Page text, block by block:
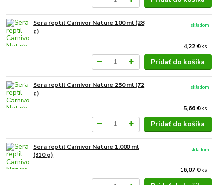
Sera reptil Carnivor Nature 100 ml (28
g)
4,22 €/ks
skladom
Pridať do košíka
Sera reptil Carnivor Nature 250 ml (72
g)
5,66 €/ks
skladom
Pridať do košíka
Sera reptil Carnivor Nature 1.000 ml
(310 g)
16,07 €/ks
skladom